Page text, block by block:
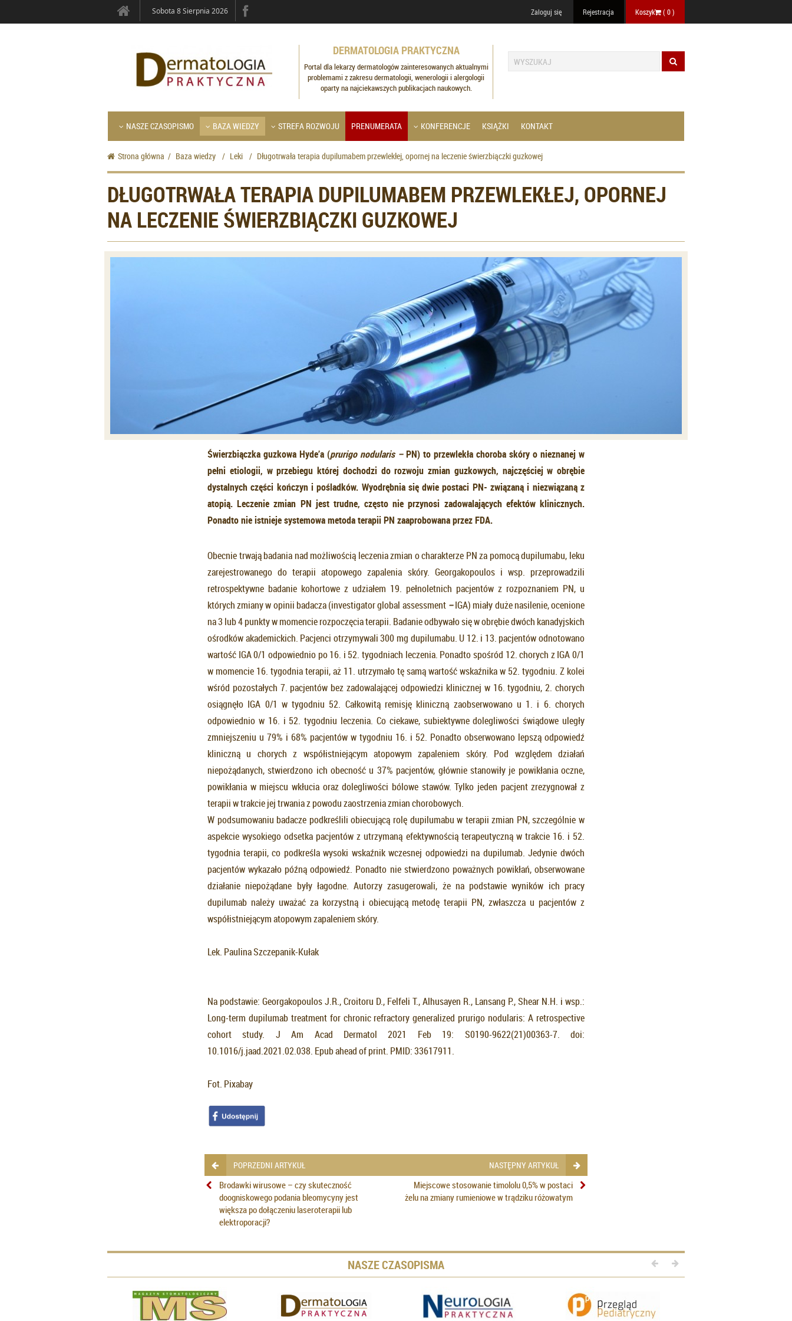
Sobota 8 Sierpnia 2026 Zaloguj się Rejestracja Koszyk (0)
DERMATOLOGIA PRAKTYCZNA
Portal dla lekarzy dermatologów zainteresowanych aktualnymi
problemami z zakresu dermatologii, wenerologii i alergologii
oparty na najciekawszych publikacjach naukowych.
NASZE CZASOPISMO BAZA WIEDZY STREFA ROZWOJU PRENUMERATA KONFERENCJE KSIĄŻKI KONTAKT
Strona główna / Baza wiedzy / Leki / Długotrwała terapia dupilumabem przewlekłej, opornej na leczenie świerzbiączki guzkowej
DŁUGOTRWAŁA TERAPIA DUPILUMABEM PRZEWLEKŁEJ, OPORNEJ
NA LECZENIE ŚWIERZBIĄCZKI GUZKOWEJ
Świerzbiączka guzkowa Hyde’a (prurigo nodularis –PN) to przewlekła choroba skóry o nieznanej w
pełni etiologii, w przebiegu której dochodzi do rozwoju zmian guzkowych, najczęściej w obrębie
dystalnych części kończyn i pośladków. Wyodrębnia się dwie postaci PN- związaną i niezwiązaną z
atopią. Leczenie zmian PN jest trudne, często nie przynosi zadowalających efektów klinicznych.
Ponadto nie istnieje systemowa metoda terapii PN zaaprobowana przez FDA.
Obecnie trwają badania nad możliwością leczenia zmian o charakterze PN za pomocą dupilumabu, leku
zarejestrowanego do terapii atopowego zapalenia skóry. Georgakopoulos i wsp. przeprowadzili
retrospektywne badanie kohortowe z udziałem 19. pełnoletnich pacjentów z rozpoznaniem PN, u
których zmiany w opinii badacza (investigator global assessment –IGA) miały duże nasilenie, ocenione
na 3 lub 4 punkty w momencie rozpoczęcia terapii. Badanie odbywało się w obrębie dwóch kanadyjskich
ośrodków akademickich. Pacjenci otrzymywali 300 mg dupilumabu. U 12. i 13. pacjentów odnotowano
wartość IGA 0/1 odpowiednio po 16. i 52. tygodniach leczenia. Ponadto spośród 12. chorych z IGA 0/1
w momencie 16. tygodnia terapii, aż 11. utrzymało tę samą wartość wskaźnika w 52. tygodniu. Z kolei
wśród pozostałych 7. pacjentów bez zadowalającej odpowiedzi klinicznej w 16. tygodniu, 2. chorych
osiągnęło IGA 0/1 w tygodniu 52. Całkowitą remisję kliniczną zaobserwowano u 1. i 6. chorych
odpowiednio w 16. i 52. tygodniu leczenia. Co ciekawe, subiektywne dolegliwości świądowe uległy
zmniejszeniu u 79% i 68% pacjentów w tygodniu 16. i 52. Ponadto obserwowano lepszą odpowiedź
kliniczną u chorych z współistniejącym atopowym zapaleniem skóry. Pod względem działań
niepożądanych, stwierdzono ich obecność u 37% pacjentów, głównie stanowiły je powikłania oczne,
powikłania w miejscu wkłucia oraz dolegliwości bólowe stawów. Tylko jeden pacjent zrezygnował z
terapii w trakcie jej trwania z powodu zaostrzenia zmian chorobowych.
W podsumowaniu badacze podkreślili obiecującą rolę dupilumabu w terapii zmian PN, szczególnie w
aspekcie wysokiego odsetka pacjentów z utrzymaną efektywnością terapeutyczną w trakcie 16. i 52.
tygodnia terapii, co podkreśla wysoki wskaźnik wczesnej odpowiedzi na dupilumab. Jedynie dwóch
pacjentów wykazało późną odpowiedź. Ponadto nie stwierdzono poważnych powikłań, obserwowane
działanie niepożądane były łagodne. Autorzy zasugerowali, że na podstawie wyników ich pracy
dupilumab należy uważać za korzystną i obiecującą metodę terapii PN, zwłaszcza u pacjentów z
współistniejącym atopowym zapaleniem skóry.
Lek. Paulina Szczepanik-Kułak
Na podstawie: Georgakopoulos J.R., Croitoru D., Felfeli T., Alhusayen R., Lansang P., Shear N.H. i wsp.:
Long-term dupilumab treatment for chronic refractory generalized prurigo nodularis: A retrospective
cohort study. J Am Acad Dermatol 2021 Feb 19: S0190-9622(21)00363-7. doi:
10.1016/j.jaad.2021.02.038. Epub ahead of print. PMID: 33617911.
Fot. Pixabay
POPRZEDNI ARTYKUŁ NASTĘPNY ARTYKUŁ
Brodawki wirusowe – czy skuteczność
doogniskowego podania bleomycyny jest
większa po dołączeniu laseroterapii lub
elektroporacji?
Miejscowe stosowanie timololu 0,5% w postaci
żelu na zmiany rumieniowe w trądziku różowatym
NASZE CZASOPISMA